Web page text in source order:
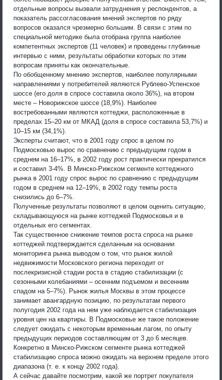
отдельные вопросы вызвали затруднения у респондентов, а
показатель рассогласования мнений экспертов по ряду
вопросов оказался чрезмерно большим. В связи с этим по
специальной методике была отобрана группа наиболее
компетентных экспертов (11 человек) и проведены глубинные
интервью с ними, результаты обработки которых по этим
вопросам приняты как окончательные.
По обобщенному мнению экспертов, наиболее популярными
направлениями у потребителей являются Рублево-Успенское
шоссе (его доля в спросе составила около 36%), на втором
месте – Новорижское шоссе (18,9%). Наиболее
востребованными являются коттеджи, расположенные в
пределах 15–20 км от МКАД (доля в спросе составила 53,7%) и
10–15 км (34,1%).
Эксперты считают, что в 2001 году спрос в целом по
Подмосковью вырос по сравнению с предыдущим годом в
среднем на 16–17%, в 2002 году рост практически прекратился
и составил 3-4%. В Минско-Рижском сегменте коттеджного
рынка в 2001 году спрос вырос по сравнению с предыдущим
годом в среднем на 12–19%, в 2002 году темпы роста
снизились до 6–7%.
Полученные результаты позволяют в целом оценить ситуацию,
складывающуюся на рынке коттеджей Подмосковья и в
отдельных его сегментах.
Так существенное снижение темпов роста спроса на рынке
коттеджей подтверждается сделанным на основании
мониторинга рынка выводом о том, что рынок жилой
недвижимости Московского региона переходит от
послекризисной стадии роста в стадию стабилизации (с
сезонными колебаниями – осенним подъемом и весенним
спадом на 5–7%). Рынок жилья Москвы в этом процессе
занимает авангардную позицию, по результатам первого
полугодия 2002 года на нем уже наблюдается стабилизация
уровня цен на квартиры. В Подмосковье же такое положение
следует ожидать с некоторым временным лагом, по опыту
предыдущих периодов составляющим от 3 до 6 месяцев.
Конкретно в Минско-Рижском сегменте рынка коттеджей
стабилизацию спроса можно ожидать на верхнем пределе этого
диапазона (т. е. к концу 2002 года).
А сейчас давайте посмотрим, какой же портрет покупателя